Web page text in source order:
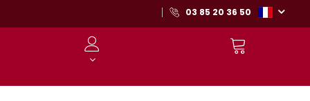
03 85 20 36 50